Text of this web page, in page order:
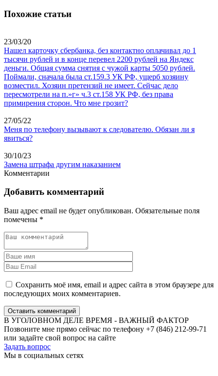
Похожие статьи
23/03/20
Нашел карточку сбербанка, без контактно оплачивал до 1
тысячи рублей и в конце перевел 2200 рублей на Яндекс
деньги. Общая сумма снятия с чужой карты 5050 рублей.
Поймали, сначала была ст.159.3 УК РФ, ущерб хозяину
возместил. Хозяин претензий не имеет. Сейчас дело
пересмотрели на п.»г» ч.3 ст.158 УК РФ, без права
примирения сторон. Что мне грозит?
27/05/22
Меня по телефону вызывают к следователю. Обязан ли я
явиться?
30/10/23
Замена штрафа другим наказанием
Комментарии
Добавить комментарий
Ваш адрес email не будет опубликован. Обязательные поля
помечены *
Сохранить моё имя, email и адрес сайта в этом браузере для
последующих моих комментариев.
Оставить комментарий
В УГОЛОВНОМ ДЕЛЕ ВРЕМЯ - ВАЖНЫЙ ФАКТОР
Позвоните мне прямо сейчас по телефону +7 (846) 212-99-71
или задайте свой вопрос на сайте
Задать вопрос
Мы в социальных сетях